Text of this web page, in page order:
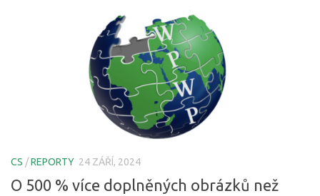
CS /REPORTY 24 ZÁŘÍ, 2024
O 500 % více doplněných obrázků než